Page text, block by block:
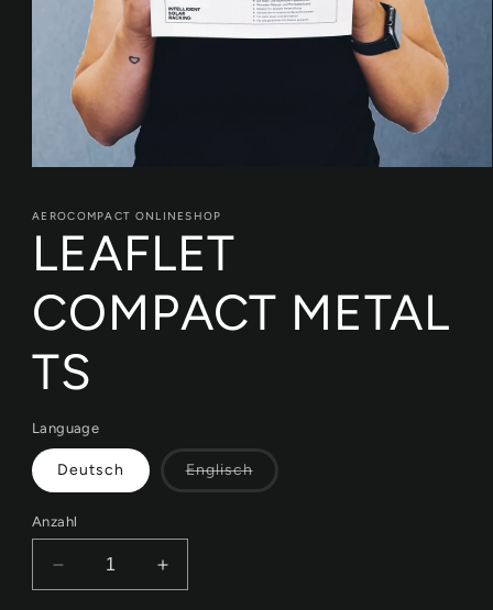
Modal
öffnen
AEROCOMPACT ONLINESHOP
LEAFLET
COMPACT METAL
TS
Language
Deutsch EnglischVariante
ausverkauft
Anzahl
Verringere
die
Erhöhe
die